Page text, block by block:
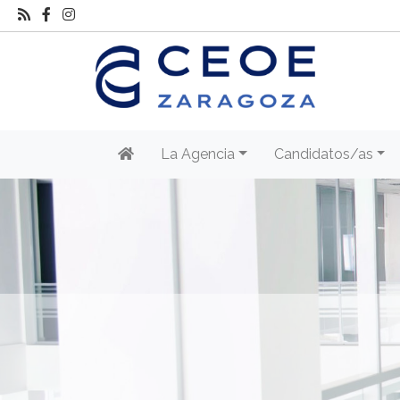
La Agencia Candidatos/as